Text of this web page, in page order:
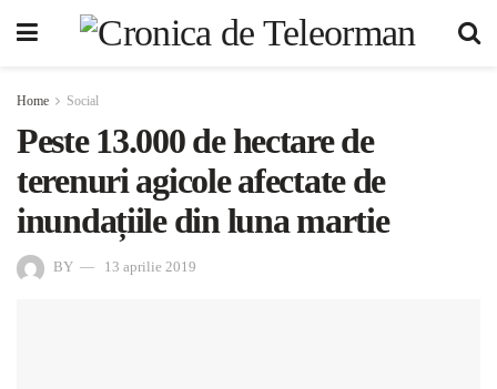
Home Social
Peste 13.000 de hectare de
terenuri agicole afectate de
inundațiile din luna martie
BY 13 aprilie 2019